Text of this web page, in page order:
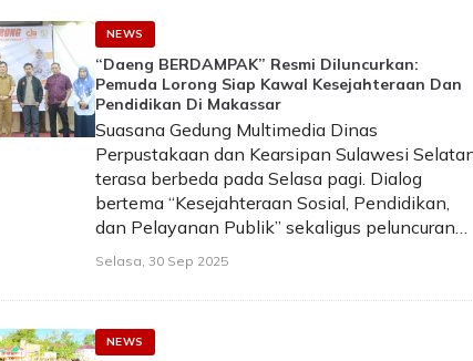
NEWS
“Daeng BERDAMPAK” Resmi Diluncurkan:
Pemuda Lorong Siap Kawal Kesejahteraan Dan
Pendidikan Di Makassar
Suasana Gedung Multimedia Dinas
Perpustakaan dan Kearsipan Sulawesi
terasa berbeda pada Selasa pagi. Dialog
bertema “Kesejahteraan Sosial, Pendidikan,
dan Pelayanan Publik” sekaligus peluncuran…
Selasa, 30 Sep 2025
NEWS